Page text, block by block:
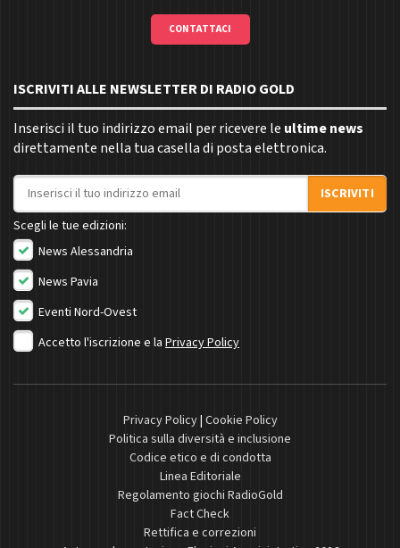
CONTATTACI
ISCRIVITI ALLE NEWSLETTER DI RADIO GOLD
Inserisci il tuo indirizzo email per ricevere le ultime news
direttamente nella tua casella di posta elettronica.
Indirizzo email
ISCRIVITI
Scegli le tue edizioni:
News Alessandria
News Pavia
Eventi Nord-Ovest
Accetto l'iscrizione e la Privacy Policy
Privacy Policy| Cookie Policy
Politica sulla diversità e inclusione
Codice etico e di condotta
Linea Editoriale
Regolamento giochi RadioGold
Fact Check
Rettifica e correzioni